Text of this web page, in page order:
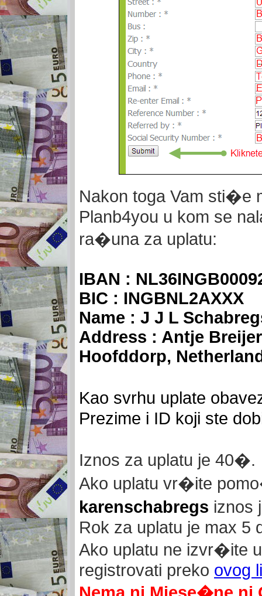
Nakon toga Vam sti�e
Planb4you u kom se
ra�una za uplatu:
IBAN :
BIC : INGBNL2AXXX
Name : J J L
Address : Antje
Hoofddorp,
Kao svrhu uplate
Prezime i ID koji ste
Iznos za uplatu je 40�.
Ako uplatu vr�ite
karenschabregs iznos
Rok za uplatu je max 5
Ako uplatu ne izvr�ite u
registrovati preko ovog